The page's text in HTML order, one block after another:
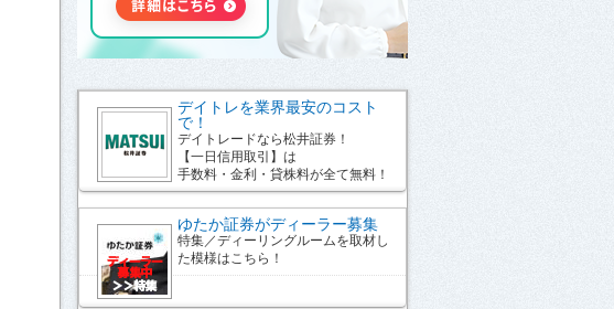
デイトレを業界最安のコスト
で！
デイトレードなら松井証券！
【一日信用取引】は
手数料・金利・貸株料が全て無料！
ゆたか証券がディーラー募集
特集／ディーリングルームを取材し
た模様はこちら！